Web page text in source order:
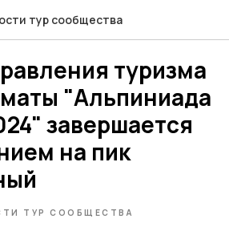
тур сообщества
туризма
"Альпиниада
завершается
на пик
ТУР СООБЩЕСТВА